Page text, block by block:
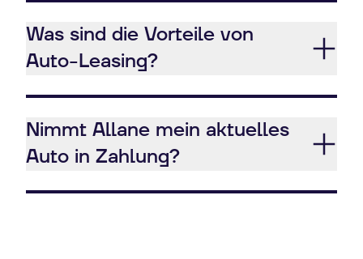
Was sind die Vorteile von
Auto-Leasing?
Nimmt Allane mein aktuelles
Auto in Zahlung?